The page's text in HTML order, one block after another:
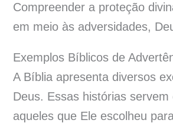
Compreender a proteção
em meio às adversidades,
Exemplos Bíblicos de
A Bíblia apresenta diversos
Deus. Essas histórias
aqueles que Ele escolheu